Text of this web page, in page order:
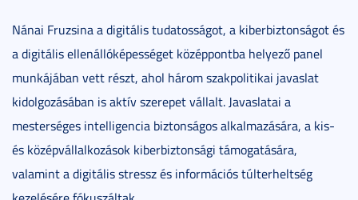
Nánai Fruzsina a digitális tudatosságot, a kiberbiztonságot és
a digitális ellenállóképességet középpontba helyező panel
munkájában vett részt, ahol három szakpolitikai javaslat
kidolgozásában is aktív szerepet vállalt. Javaslatai a
mesterséges intelligencia biztonságos alkalmazására, a kis-
és középvállalkozások kiberbiztonsági támogatására,
valamint a digitális stressz és információs túlterheltség